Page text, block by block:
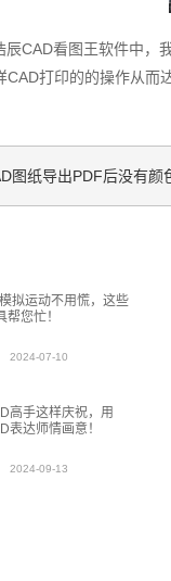
辰CAD看图王软件中，
打印的的操作从而
图纸导出PDF后没有颜
拟运动不用慌，这些
帮您忙！
2024-07-10
高手这样庆祝，用
表达师情画意！
2024-09-13